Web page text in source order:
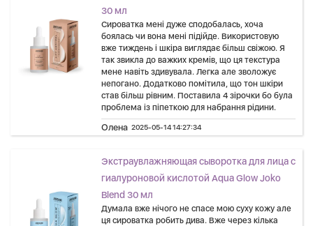
30 мл
Сироватка мені дуже сподобалась, хоча
боялась чи вона мені підійде. Використовую
вже тиждень і шкіра виглядає більш свіжою. Я
так звикла до важких кремів, що ця текстура
мене навіть здивувала. Легка але зволожує
непогано. Додатково помітила, що тон шкіри
став більш рівним. Поставила 4 зірочки бо була
проблема із піпеткою для набрання рідини.
Олена 2025-05-14 14:27:34
Экстраувлажняющая сыворотка для лица с
гиалуроновой кислотой Aqua Glow Joko
Blend 30 мл
Думала вже нічого не спасе мою суху кожу але
ця сироватка робить дива. Вже через кілька